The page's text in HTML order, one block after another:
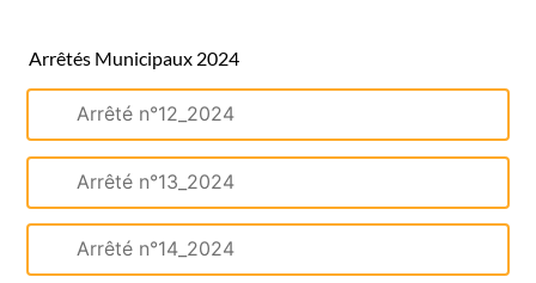
Arrêtés Municipaux 2024
Arrêté n°12_2024
Arrêté n°13_2024
Arrêté n°14_2024